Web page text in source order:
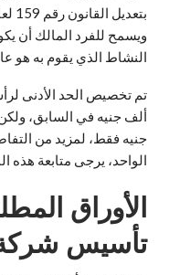
ويسمح للفرد المالك أن
النشاط الذي يقوم به هو
جنيه فقط، لمزيد من
الواحد، يرجى متابعة هذه
الأوراق
تأسيس